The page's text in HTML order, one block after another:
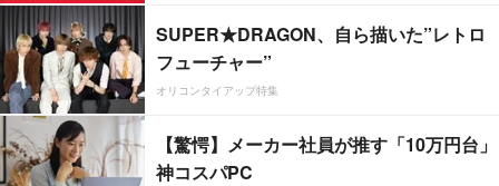
SUPER★DRAGON、自ら描いた”レトロ
フューチャー”
オリコンタイアップ特集
【驚愕】メーカー社員が推す「10万円台」
神コスパPC